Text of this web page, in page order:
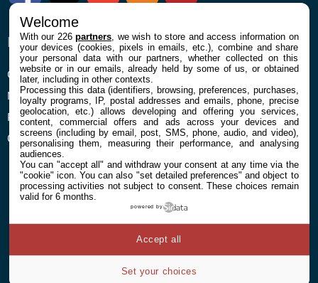
ENTREPRISE
Confidentialité et Cookies
Mentions légales et CGU
Préférences Cookies
Qui sommes nous
À PROPOS
Contact
Welcome
With our 226partners , we wish to store and access information on
your devices (cookies, pixels in emails, etc.), combine and share
your personal data with our partners, whether collected on this
website or in our emails, already held by some of us, or obtained
later, including in other contexts.
Processing this data (identifiers, browsing, preferences, purchases,
loyalty programs, IP, postal addresses and emails, phone, precise
geolocation, etc.) allows developing and offering you services,
content, commercial offers and ads across your devices and
screens (including by email, post, SMS, phone, audio, and video),
personalising them, measuring their performance, and analysing
audiences.
You can "accept all" and withdraw your consent at any time via the
"cookie" icon. You can also "set detailed preferences" and object to
processing activities not subject to consent. These choices remain
valid for 6 months.
powered by
Set your choices
Accept all